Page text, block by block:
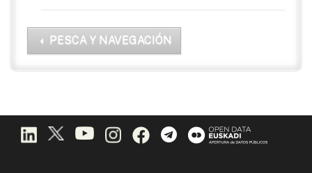
PESCA Y NAVEGACIÓN